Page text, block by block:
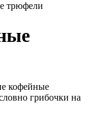
трюфели
кофейные
грибочки на